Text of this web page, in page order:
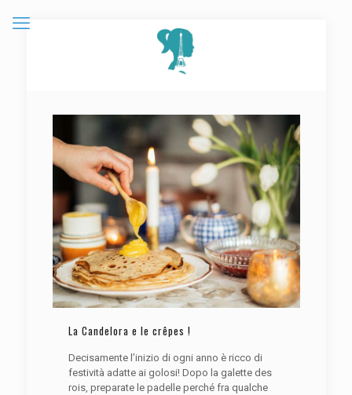
La Candelora e le crêpes !
Decisamente l’inizio di ogni anno è ricco di
festività adatte ai golosi! Dopo la galette des
rois, preparate le padelle perché fra qualche